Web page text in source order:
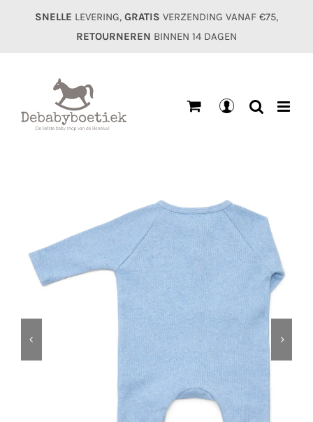
SNELLE LEVERING, GRATIS VERZENDING VANAF €75,
RETOURNEREN BINNEN 14 DAGEN